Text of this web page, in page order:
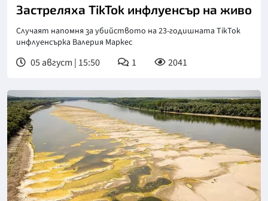
Застреляха TikTok инфлуенсър на живо
Случаят напомня за убийството на 23-годишната TikTok
инфлуенсърка Валерия Маркес
05 август | 15:50 1 2041